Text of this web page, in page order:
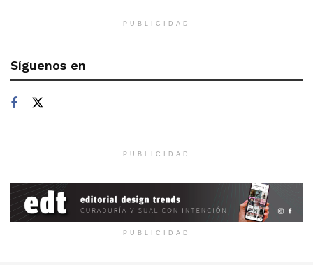
PUBLICIDAD
Síguenos en
PUBLICIDAD
PUBLICIDAD